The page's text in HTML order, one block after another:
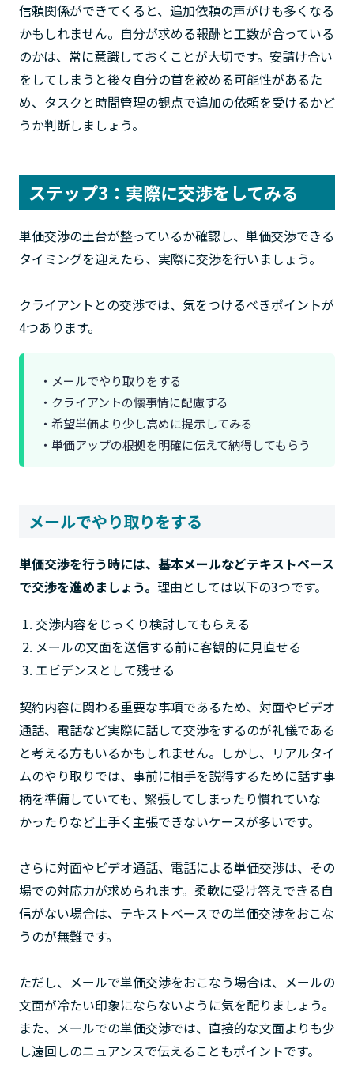
信頼関係ができてくると、追加依頼の声がけも多くなる
かもしれません。自分が求める報酬と工数が合っている
のかは、常に意識しておくことが大切です。安請け合い
をしてしまうと後々自分の首を絞める可能性があるた
め、タスクと時間管理の観点で追加の依頼を受けるかど
うか判断しましょう。
ステップ3：実際に交渉をしてみる
単価交渉の土台が整っているか確認し、単価交渉できる
タイミングを迎えたら、実際に交渉を行いましょう。
クライアントとの交渉では、気をつけるべきポイントが
4つあります。
・メールでやり取りをする
・クライアントの懐事情に配慮する
・希望単価より少し高めに提示してみる
・単価アップの根拠を明確に伝えて納得してもらう
メールでやり取りをする
単価交渉を行う時には、基本メールなどテキストベース
で交渉を進めましょう。 理由としては以下の3つです。
交渉内容をじっくり検討してもらえる
メールの文面を送信する前に客観的に見直せる
エビデンスとして残せる
契約内容に関わる重要な事項であるため、対面やビデオ
通話、電話など実際に話して交渉をするのが礼儀である
と考える方もいるかもしれません。しかし、リアルタイ
ムのやり取りでは、事前に相手を説得するために話す事
柄を準備していても、緊張してしまったり慣れていな
かったりなど上手く主張できないケースが多いです。
さらに対面やビデオ通話、電話による単価交渉は、その
場での対応力が求められます。柔軟に受け答えできる自
信がない場合は、テキストベースでの単価交渉をおこな
うのが無難です。
ただし、メールで単価交渉をおこなう場合は、メールの
文面が冷たい印象にならないように気を配りましょう。
また、メールでの単価交渉では、直接的な文面よりも少
し遠回しのニュアンスで伝えることもポイントです。